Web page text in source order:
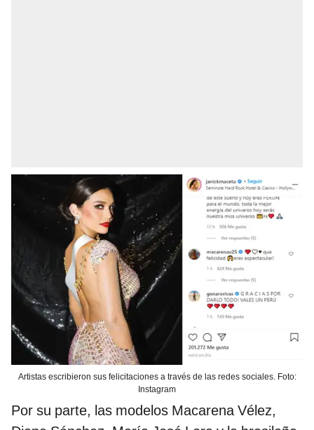
Artistas escribieron sus felicitaciones a través de las redes sociales. Foto:
Instagram
Por su parte, las modelos Macarena Vélez,